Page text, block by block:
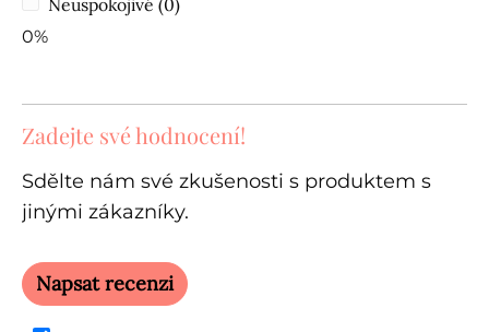
0%
Zadejte své hodnocení!
Sdělte nám své zkušenosti s produktem s
jinými zákazníky.
Napsat recenzi